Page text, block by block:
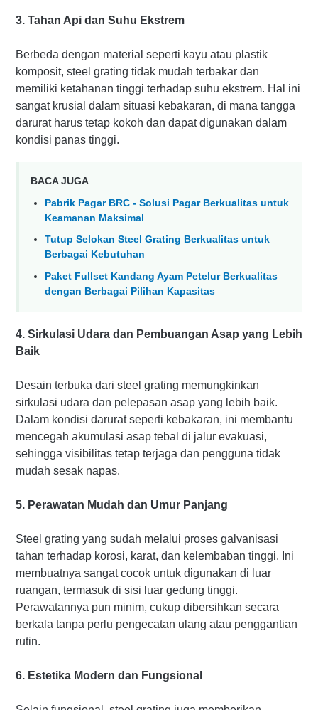
3. Tahan Api dan Suhu Ekstrem
Berbeda dengan material seperti kayu atau plastik
komposit, steel grating tidak mudah terbakar dan
memiliki ketahanan tinggi terhadap suhu ekstrem. Hal ini
sangat krusial dalam situasi kebakaran, di mana tangga
darurat harus tetap kokoh dan dapat digunakan dalam
kondisi panas tinggi.
BACA JUGA
Pabrik Pagar BRC - Solusi Pagar Berkualitas untuk
Keamanan Maksimal
Tutup Selokan Steel Grating Berkualitas untuk
Berbagai Kebutuhan
Paket Fullset Kandang Ayam Petelur Berkualitas
dengan Berbagai Pilihan Kapasitas
4. Sirkulasi Udara dan Pembuangan Asap yang Lebih
Baik
Desain terbuka dari steel grating memungkinkan
sirkulasi udara dan pelepasan asap yang lebih baik.
Dalam kondisi darurat seperti kebakaran, ini membantu
mencegah akumulasi asap tebal di jalur evakuasi,
sehingga visibilitas tetap terjaga dan pengguna tidak
mudah sesak napas.
5. Perawatan Mudah dan Umur Panjang
Steel grating yang sudah melalui proses galvanisasi
tahan terhadap korosi, karat, dan kelembaban tinggi. Ini
membuatnya sangat cocok untuk digunakan di luar
ruangan, termasuk di sisi luar gedung tinggi.
Perawatannya pun minim, cukup dibersihkan secara
berkala tanpa perlu pengecatan ulang atau penggantian
rutin.
6. Estetika Modern dan Fungsional